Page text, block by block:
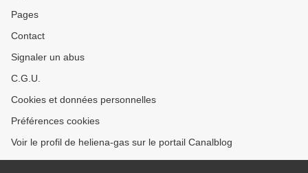
Pages
Contact
Signaler un abus
C.G.U.
Cookies et données personnelles
Préférences cookies
Voir le profil de heliena-gas sur le portail Canalblog